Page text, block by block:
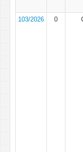
103/2026
0